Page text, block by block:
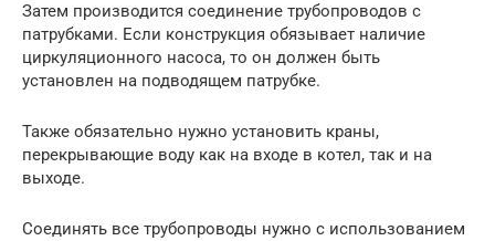
Затем производится соединение трубопроводов с
патрубками. Если конструкция обязывает наличие
циркуляционного насоса, то он должен быть
установлен на подводящем патрубке.
Также обязательно нужно установить краны,
перекрывающие воду как на входе в котел, так и на
выходе.
Соединять все трубопроводы нужно с использованием